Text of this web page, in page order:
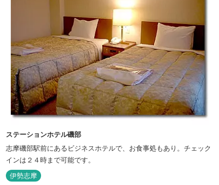
ステーションホテル磯部
志摩磯部駅前にあるビジネスホテルで、お食事処もあり。チェック
インは２４時まで可能です。
伊勢志摩